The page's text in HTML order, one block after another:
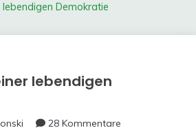
lebendigen Demokratie
lebendigen
28 Kommentare